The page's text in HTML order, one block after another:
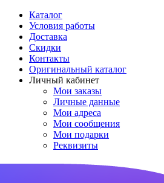
Каталог
Условия работы
Доставка
Скидки
Контакты
Оригинальный каталог
Личный кабинет
Мои заказы
Личные данные
Мои адреса
Мои сообщения
Мои подарки
Реквизиты